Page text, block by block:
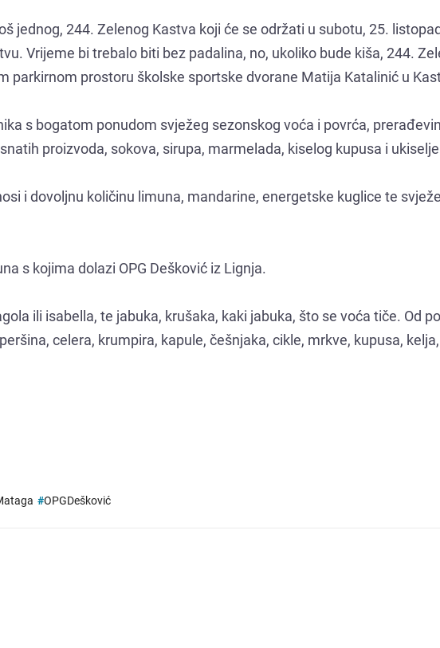
jednog, 244. Zelenog Kastva koji će se održati u subotu, 25.
Vrijeme bi trebalo biti bez padalina, no, ukoliko bude kiša, 244.
parkirnom prostoru školske sportske dvorane Matija Katalinić u
s bogatom ponudom svježeg sezonskog voća i povrća,
proizvoda, sokova, sirupa, marmelada, kiselog kupusa i
i dovoljnu količinu limuna, mandarine, energetske kuglice te
s kojima dolazi OPG Dešković iz Lignja.
ili isabella, te jabuka, krušaka, kaki jabuka, što se voća tiče. Od
celera, krumpira, kapule, češnjaka, cikle, mrkve, kupusa,
#OPGDešković